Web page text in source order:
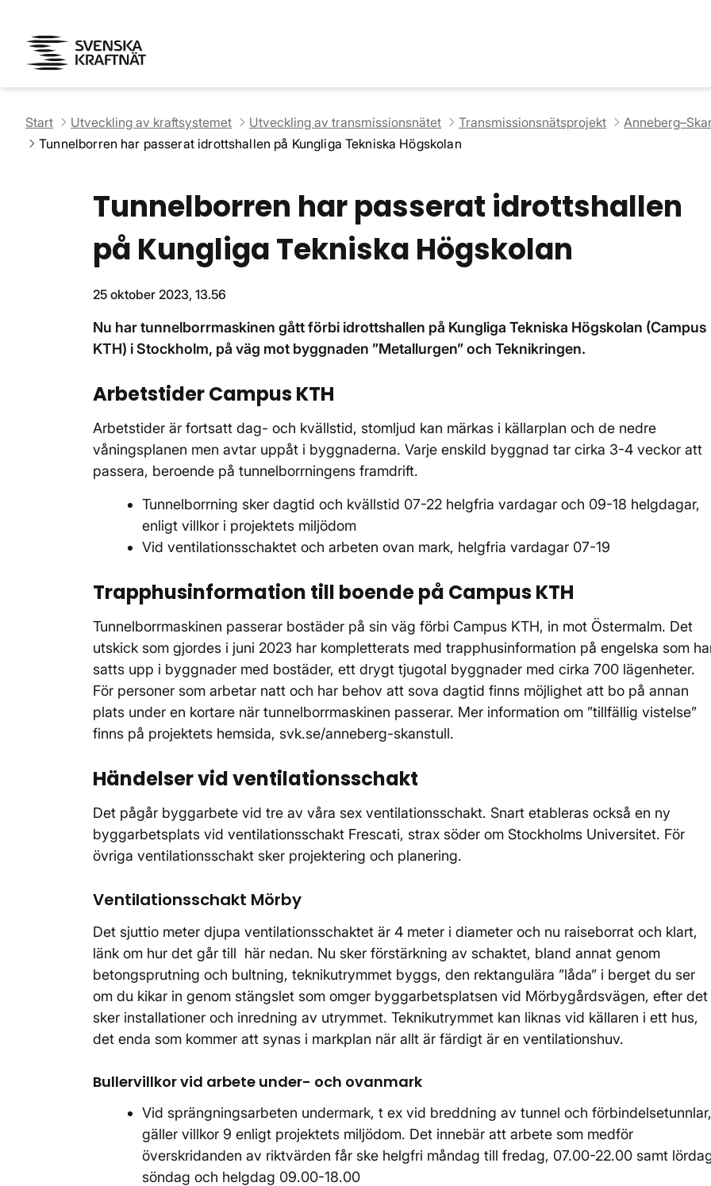
Start Utveckling av kraftsystemet Utveckling av transmissionsnätet Transmissionsnätsprojekt
Tunnelborren har passerat idrottshallen på Kungliga Tekniska Högskolan
Tunnelborren har passerat idrottshallen
på Kungliga Tekniska Högskolan
25 oktober 2023, 13.56
Nu har tunnelborrmaskinen gått förbi idrottshallen på Kungliga Tekniska Högskolan (Campus
KTH) i Stockholm, på väg mot byggnaden ”Metallurgen” och Teknikringen.
Arbetstider Campus KTH
Arbetstider är fortsatt dag- och kvällstid, stomljud kan märkas i källarplan och de nedre
våningsplanen men avtar uppåt i byggnaderna. Varje enskild byggnad tar cirka 3-4 veckor att
passera, beroende på tunnelborrningens framdrift.
Tunnelborrning sker dagtid och kvällstid 07-22 helgfria vardagar och 09-18 helgdagar,
enligt villkor i projektets miljödom
Vid ventilationsschaktet och arbeten ovan mark, helgfria vardagar 07-19
Trapphusinformation till boende på Campus KTH
Tunnelborrmaskinen passerar bostäder på sin väg förbi Campus KTH, in mot Östermalm. Det
utskick som gjordes i juni 2023 har kompletterats med trapphusinformation på engelska som
satts upp i byggnader med bostäder, ett drygt tjugotal byggnader med cirka 700 lägenheter.
För personer som arbetar natt och har behov att sova dagtid finns möjlighet att bo på annan
plats under en kortare när tunnelborrmaskinen passerar. Mer information om ”tillfällig vistelse”
finns på projektets hemsida, svk.se/anneberg-skanstull.
Händelser vid ventilationsschakt
Det pågår byggarbete vid tre av våra sex ventilationsschakt. Snart etableras också en ny
byggarbetsplats vid ventilationsschakt Frescati, strax söder om Stockholms Universitet. För
övriga ventilationsschakt sker projektering och planering.
Ventilationsschakt Mörby
Det sjuttio meter djupa ventilationsschaktet är 4 meter i diameter och nu raiseborrat och klart,
länk om hur det går till här nedan. Nu sker förstärkning av schaktet, bland annat genom
betongsprutning och bultning, teknikutrymmet byggs, den rektangulära ”låda” i berget du ser
om du kikar in genom stängslet som omger byggarbetsplatsen vid Mörbygårdsvägen, efter det
sker installationer och inredning av utrymmet. Teknikutrymmet kan liknas vid källaren i ett hus,
det enda som kommer att synas i markplan när allt är färdigt är en ventilationshuv.
Bullervillkor vid arbete under- och ovanmark
Vid sprängningsarbeten undermark, t ex vid breddning av tunnel och förbindelsetunnlar,
gäller villkor 9 enligt projektets miljödom. Det innebär att arbete som medför
överskridanden av riktvärden får ske helgfri måndag till fredag, 07.00-22.00 samt
söndag och helgdag 09.00-18.00